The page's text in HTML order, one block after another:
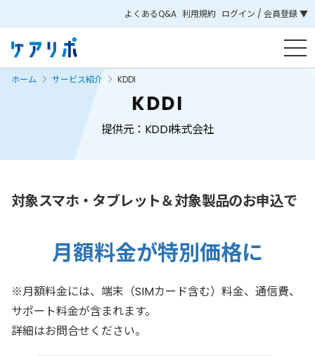
よくあるQ&A 利用規約 ログイン / 会員登録 ▼
ホーム サービス紹介 KDDI
KDDI
提供元：KDDI株式会社
対象スマホ・タブレット＆対象製品のお申込で
月額料金が特別価格に
※月額料金には、端末（SIMカード含む）料金、通信費、
サポート料金が含まれます。
詳細はお問合せください。